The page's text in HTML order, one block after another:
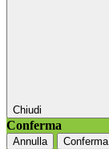
Chiudi
Conferma
Annulla Conferma